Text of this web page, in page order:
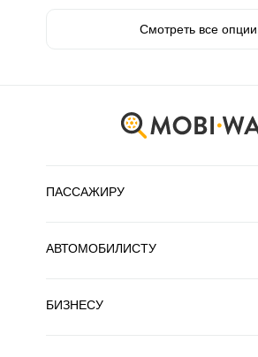
Смотреть все опции
ПАССАЖИРУ
АВТОМОБИЛИСТУ
БИЗНЕСУ